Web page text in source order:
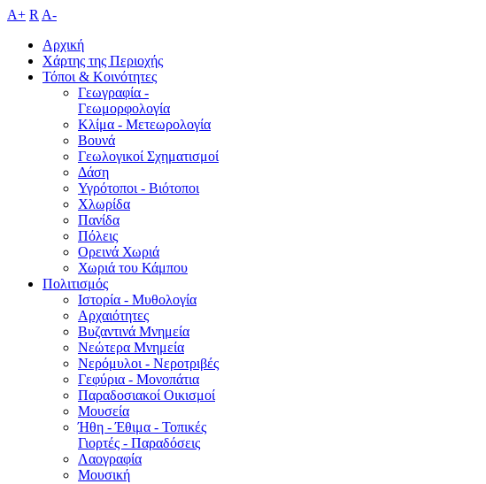
A+ R A-
Αρχική
Χάρτης της Περιοχής
Τόποι & Κοινότητες
Γεωγραφία -
Γεωμορφολογία
Κλίμα - Mετεωρολογία
Βουνά
Γεωλογικοί Σχηματισμοί
Δάση
Υγρότοποι - Βιότοποι
Χλωρίδα
Πανίδα
Πόλεις
Ορεινά Χωριά
Χωριά του Κάμπου
Πολιτισμός
Ιστορία - Μυθολογία
Αρχαιότητες
Βυζαντινά Μνημεία
Νεώτερα Μνημεία
Νερόμυλοι - Nεροτριβές
Γεφύρια - Μονοπάτια
Παραδοσιακοί Οικισμοί
Μουσεία
Ήθη - Έθιμα - Τοπικές
Γιορτές - Παραδόσεις
Λαογραφία
Μουσική